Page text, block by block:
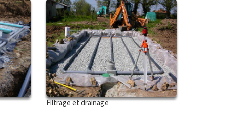
Filtrage et drainage